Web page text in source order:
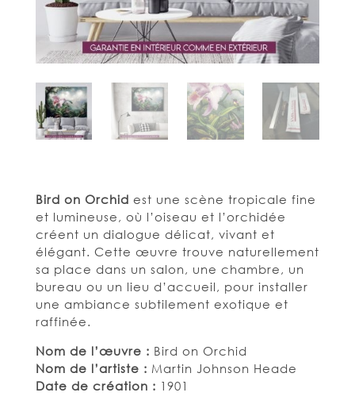
Bird on Orchid est une scène tropicale fine
et lumineuse, où l’oiseau et l’orchidée
créent un dialogue délicat, vivant et
élégant. Cette œuvre trouve naturellement
sa place dans un salon, une chambre, un
bureau ou un lieu d’accueil, pour installer
une ambiance subtilement exotique et
raffinée.
Nom de l’œuvre : Bird on Orchid
Nom de l’artiste : Martin Johnson Heade
Date de création : 1901